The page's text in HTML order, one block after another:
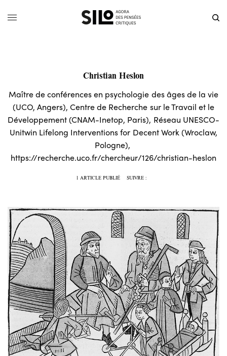
Christian Heslon
Maître de conférences en psychologie des âges de la vie
(UCO, Angers), Centre de Recherche sur le Travail et le
Développement (CNAM-Inetop, Paris), Réseau UNESCO-
Unitwin Lifelong Interventions for Decent Work (Wroclaw,
Pologne),
https://recherche.uco.fr/chercheur/126/christian-heslon
1 ARTICLE PUBLIÉ SUIVRE :